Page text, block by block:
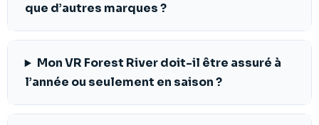
que d’autres marques ?
Mon VR Forest River doit-il être assuré à
l’année ou seulement en saison ?